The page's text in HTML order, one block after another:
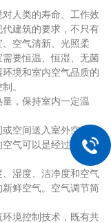
人类的寿命、工作效
建筑的要求，不只有
空气清新、光照柔
要恒温、恒湿、无菌
境和室内空气品质的
。
，保持室内一定温
间送入室外空气，
气可以是经过处理
湿度、洁净度和空气
鲜空气。空气调节简
境控制技术，既有共